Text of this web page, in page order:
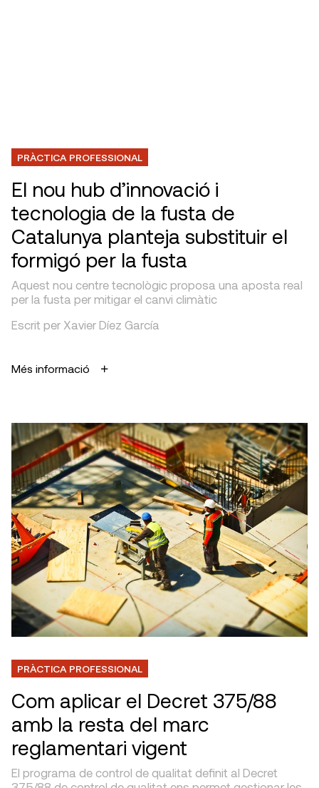
PRÀCTICA PROFESSIONAL
El nou hub d’innovació i
tecnologia de la fusta de
Catalunya planteja substituir el
formigó per la fusta
Aquest nou centre tecnològic proposa una aposta real
per la fusta per mitigar el canvi climàtic
Escrit per Xavier Díez García
Més informació
PRÀCTICA PROFESSIONAL
Com aplicar el Decret 375/88
amb la resta del marc
reglamentari vigent
El programa de control de qualitat definit al Decret